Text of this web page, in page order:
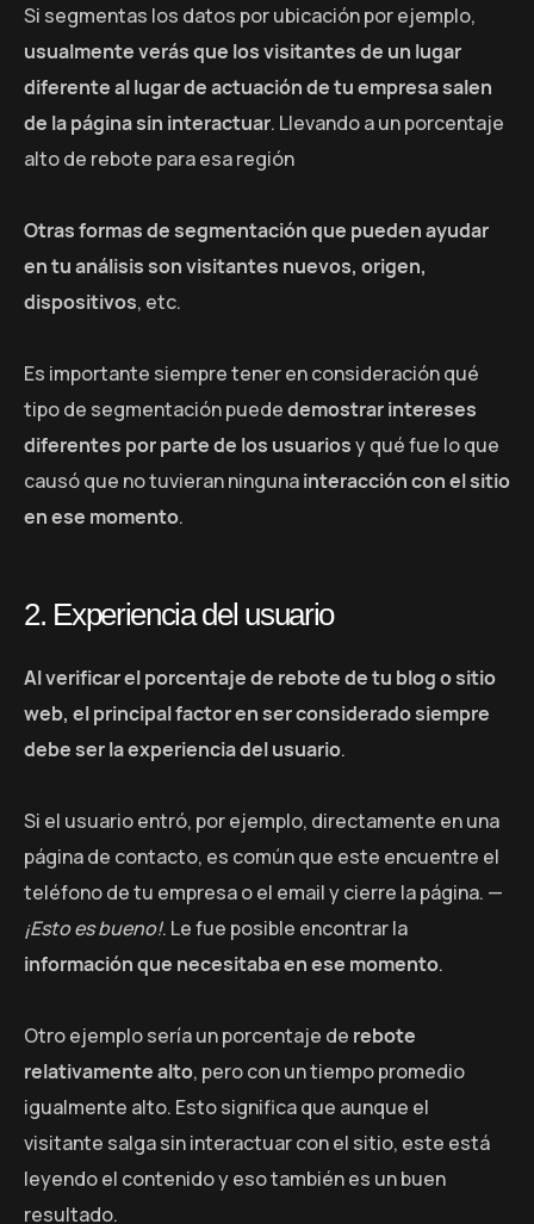
Si segmentas los datos por ubicación por ejemplo,
usualmente verás que los visitantes de un lugar
diferente al lugar de actuación de tu empresa salen
de la página sin interactuar. Llevando a un porcentaje
alto de rebote para esa región
Otras formas de segmentación que pueden ayudar
en tu análisis son visitantes nuevos, origen,
dispositivos, etc.
Es importante siempre tener en consideración qué
tipo de segmentación puededemostrar intereses
diferentes por parte de los usuariosy qué fue lo que
causó que no tuvieran ningunainteracción con el sitio
en ese momento.
2. Experiencia del usuario
Al verificar el porcentaje de rebote de tu blog o sitio
web, el principal factor en ser considerado siempre
debe ser la experiencia del usuario.
Si el usuario entró, por ejemplo, directamente en una
página de contacto, es común que este encuentre el
teléfono de tu empresa o el email y cierre la página. —
¡Esto es bueno!. Le fue posible encontrar la
información que necesitaba en ese momento.
Otro ejemplo sería un porcentaje de rebote
relativamente alto, pero con un tiempo promedio
igualmente alto. Esto significa que aunque el
visitante salga sin interactuar con el sitio, este está
leyendo el contenido y eso también es un buen
resultado.